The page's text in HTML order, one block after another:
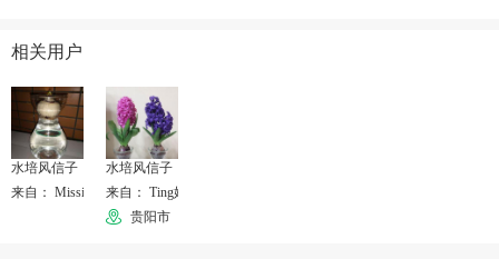
相关用户
水培风信子
来自： MissionImpossible
水培风信子
来自： Ting婷
贵阳市